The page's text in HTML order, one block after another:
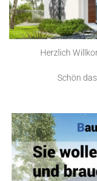
Herzlich
Schön